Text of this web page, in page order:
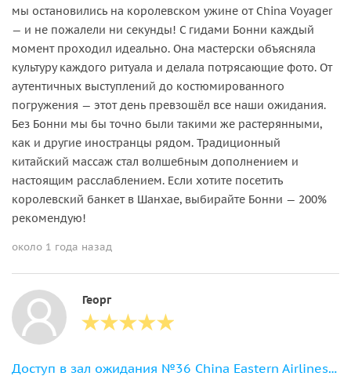
мы остановились на королевском ужине от China Voyager
— и не пожалели ни секунды! С гидами Бонни каждый
момент проходил идеально. Она мастерски объясняла
культуру каждого ритуала и делала потрясающие фото. От
аутентичных выступлений до костюмированного
погружения — этот день превзошёл все наши ожидания.
Без Бонни мы бы точно были такими же растерянными,
как и другие иностранцы рядом. Традиционный
китайский массаж стал волшебным дополнением и
настоящим расслаблением. Если хотите посетить
королевский банкет в Шанхае, выбирайте Бонни — 200%
рекомендую!
около 1 года назад
Георг
Доступ в зал ожидания №36 China Eastern Airlines в аэропорту Шанхая